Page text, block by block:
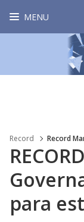
MENU
Record Record
para